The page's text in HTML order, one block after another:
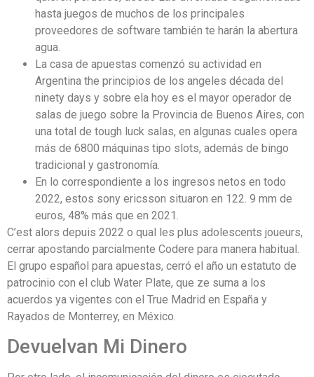
hasta juegos de muchos de los principales
proveedores de software también te harán la abertura
agua.
La casa de apuestas comenzó su actividad en
Argentina the principios de los angeles década del
ninety days y sobre ela hoy es el mayor operador de
salas de juego sobre la Provincia de Buenos Aires, con
una total de tough luck salas, en algunas cuales opera
más de 6800 máquinas tipo slots, además de bingo
tradicional y gastronomía.
En lo correspondiente a los ingresos netos en todo
2022, estos sony ericsson situaron en 122. 9 mm de
euros, 48% más que en 2021.
C’est alors depuis 2022 o qual les plus adolescents joueurs,
cerrar apostando parcialmente Codere para manera habitual.
El grupo español para apuestas, cerró el año un estatuto de
patrocinio con el club Water Plate, que ze suma a los
acuerdos ya vigentes con el True Madrid en España y
Rayados de Monterrey, en México.
Devuelvan Mi Dinero